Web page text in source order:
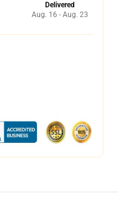
Delivered
Aug. 16 - Aug. 23